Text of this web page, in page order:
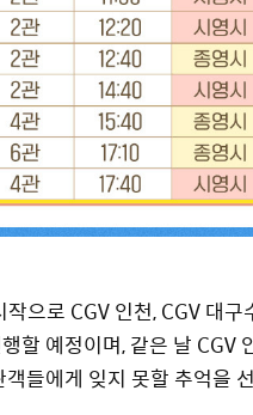
으로 CGV 인천, CGV 대구
할 예정이며, 같은 날 CGV
들에게 잊지 못할 추억을